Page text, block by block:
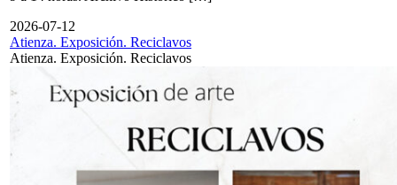
2026-07-12
Atienza. Exposición. Reciclavos
Atienza. Exposición. Reciclavos